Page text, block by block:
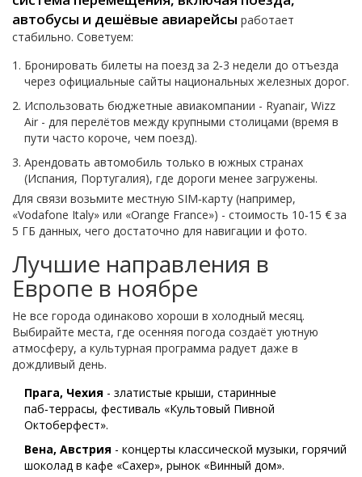
автобусы и дешёвые авиарейсы работает
стабильно. Советуем:
Бронировать билеты на поезд за 2‑3 недели до отъезда
через официальные сайты национальных железных дорог.
Использовать бюджетные авиакомпании - Ryanair, Wizz
Air - для перелётов между крупными столицами (время в
пути часто короче, чем поезд).
Арендовать автомобиль только в южных странах
(Испания, Португалия), где дороги менее загружены.
Для связи возьмите местную SIM‑карту (например,
«Vodafone Italy» или «Orange France») - стоимость 10‑15 € за
5 ГБ данных, чего достаточно для навигации и фото.
Лучшие направления в
Европе в ноябре
Не все города одинаково хороши в холодный месяц.
Выбирайте места, где осенняя погода создаёт уютную
атмосферу, а культурная программа радует даже в
дождливый день.
Прага, Чехия - златистые крыши, старинные
паб‑террасы, фестиваль «Культовый Пивной
Октоберфест».
Вена, Австрия - концерты классической музыки, горячий
шоколад в кафе «Сахер», рынок «Винный дом».